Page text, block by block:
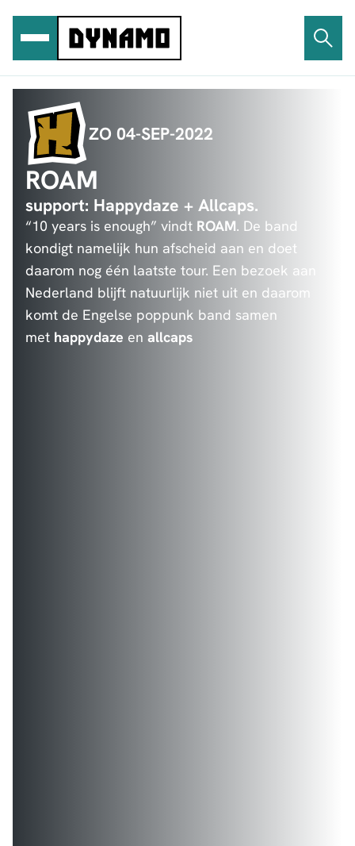
inhoud
ZO 04-SEP-2022
ROAM
support: Happydaze + Allcaps.
“10 years is enough” vindt ROAM. De band
kondigt namelijk hun afscheid aan en doet
daarom nog één laatste tour. Een bezoek aan
Nederland blijft natuurlijk niet uit en daarom
komt de Engelse poppunk band samen
met happydaze en allcaps